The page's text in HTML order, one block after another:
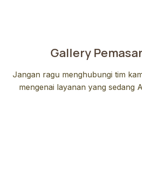
Gallery
Jangan ragu menghubungi tim
mengenai layanan yang sedang